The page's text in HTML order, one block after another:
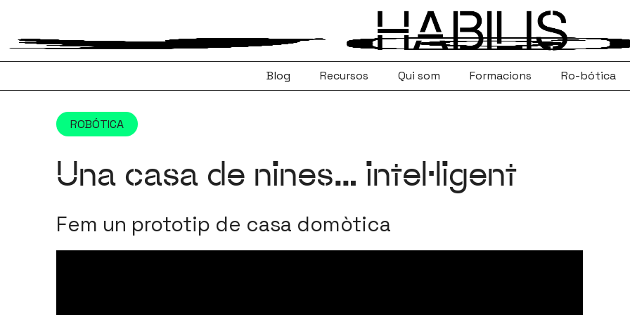
contingut
Blog Recursos Qui som Formacions Ro-bótica
ROBÓTICA
Una casa de nines… intel·ligent
Fem un prototip de casa domòtica